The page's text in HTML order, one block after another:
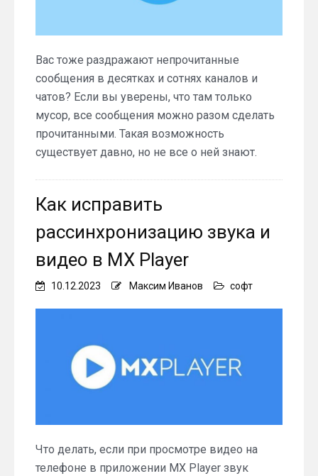
Вас тоже раздражают непрочитанные
сообщения в десятках и сотнях каналов и
чатов? Если вы уверены, что там только
мусор, все сообщения можно разом сделать
прочитанными. Такая возможность
существует давно, но не все о ней знают.
Как исправить
рассинхронизацию звука и
видео в MX Player
10.12.2023 Максим Иванов софт
Что делать, если при просмотре видео на
телефоне в приложении MX Player звук